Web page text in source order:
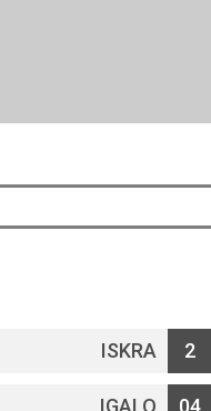
ISKRA 2
IGALO 04